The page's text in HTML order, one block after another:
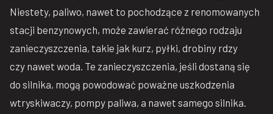
Niestety, paliwo, nawet to pochodzące z renomowanych
stacji benzynowych, może zawierać różnego rodzaju
zanieczyszczenia, takie jak kurz, pyłki, drobiny rdzy
czy nawet woda. Te zanieczyszczenia, jeśli dostaną się
do silnika, mogą powodować poważne uszkodzenia
wtryskiwaczy, pompy paliwa, a nawet samego silnika.